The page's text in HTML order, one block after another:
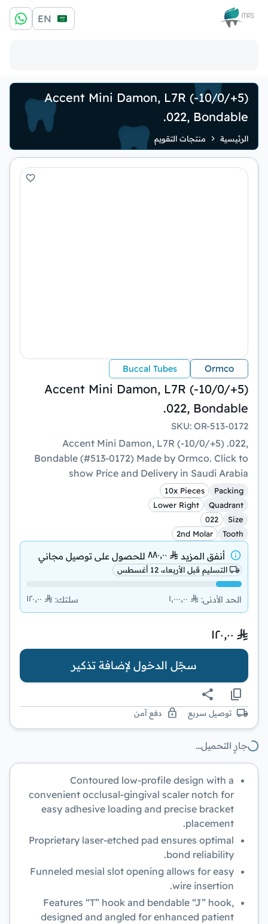
الشعار EN
Accent Mini Damon, L7R (-10/0/+5)
.022, Bondable
الرئيسية منتجات التقويم
Ormco
Buccal Tubes
Accent Mini Damon, L7R (-10/0/+5)
.022, Bondable
SKU: OR-513-0172
Accent Mini Damon, L7R (-10/0/+5) .022,
Bondable (#513-0172) Made by Ormco. Click to
show Price and Delivery in Saudi Arabia
Packing
10x Pieces
Quadrant
Lower Right
Size
022
Tooth
2nd Molar
أنفق المزيد ٨٨٠٫٠٠ للحصول على توصيل مجاني
التسليم قبل الأربعاء، 12 أغسطس
الحد الأدنى: ١٬٠٠٠٫٠٠ سلتك: ١٢٠٫٠٠
١٢٠٫٠٠
سجّل الدخول لإضافة تذكير
توصيل سريع دفع آمن
جارٍ التحميل…
Contoured low-profile design with a
convenient occlusal-gingival scaler notch for
easy adhesive loading and precise bracket
placement.
Proprietary laser-etched pad ensures optimal
bond reliability.
Funneled mesial slot opening allows for easy
wire insertion.
Features “T” hook and bendable “J” hook,
designed and angled for enhanced patient